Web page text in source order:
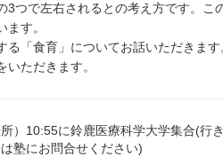
3つで左右されるとの考え方です。
す。
「食育」についてお話いただきます
ただきます。
所）10:55に鈴鹿医療科学大学集合(行
塾にお問合せください)